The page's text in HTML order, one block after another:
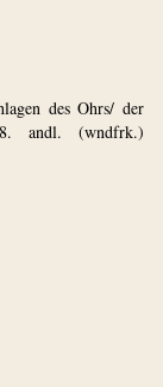
des Ohrs/ der
andl. (wndfrk.)